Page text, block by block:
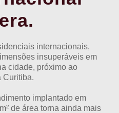
internacionais,
insuperáveis em
cidade, próximo ao
Curitiba.
implantado em
de área torna ainda mais